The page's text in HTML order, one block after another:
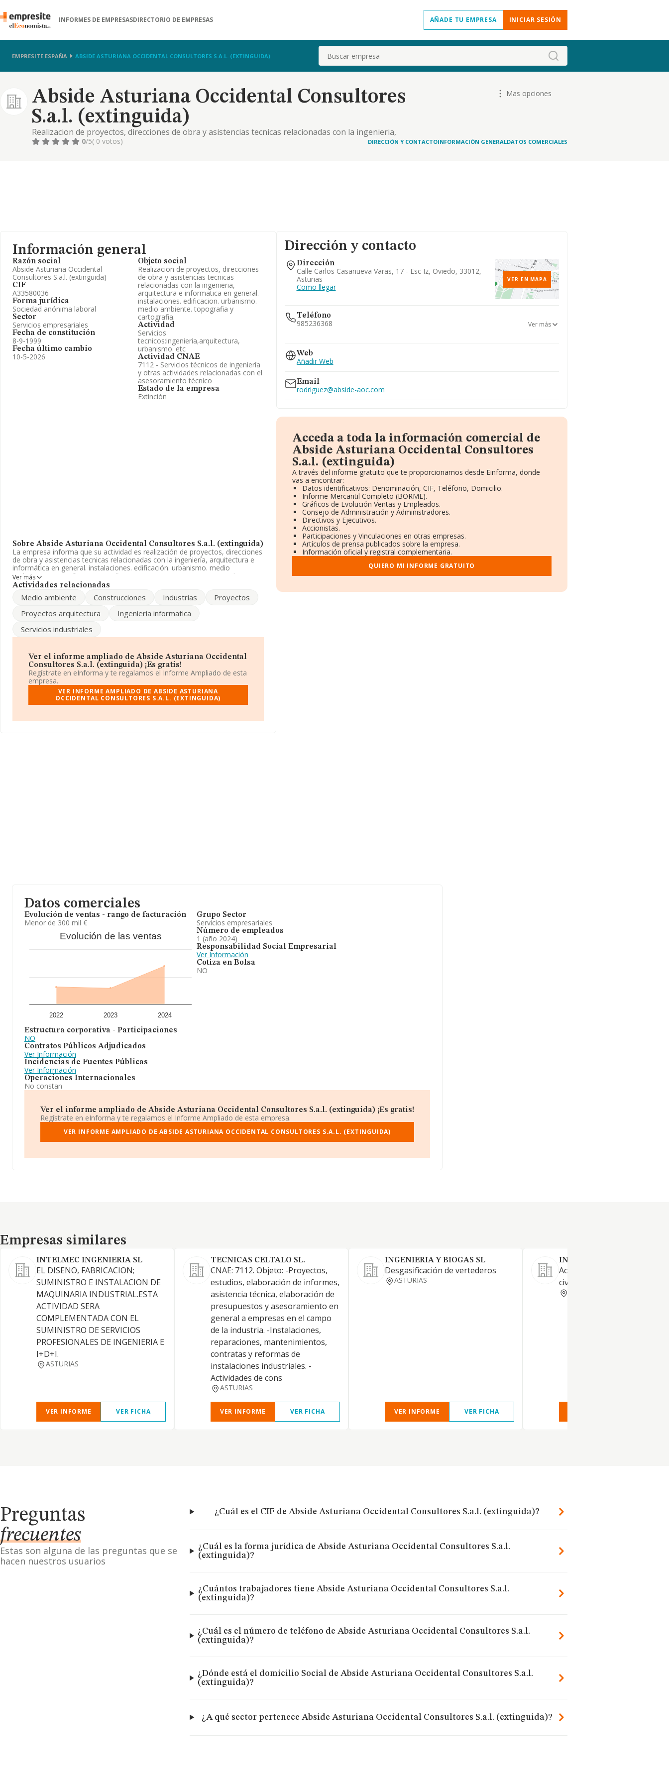
INFORMES DE EMPRESASDIRECTORIO DE EMPRESAS AÑADE TU EMPRESA INICIAR SESIÓN
EMPRESITE ESPAÑA ABSIDE ASTURIANA OCCIDENTAL CONSULTORES S.A.L. (EXTINGUIDA) Buscar
Abside Asturiana Occidental Consultores
S.a.l. (extinguida)
Realizacion de proyectos, direcciones de obra y asistencias tecnicas relacionadas con la ingenieria,
arquitectura e informatica en general. instalaciones. edificacion. urbanismo. medio ambiente.
Mas opciones
0/5( 0 votos) DIRECCIÓN Y CONTACTOINFORMACIÓN GENERALDATOS COMERCIALES
Información general
Razón social
Abside Asturiana Occidental
Consultores S.a.l. (extinguida)
CIF
A33580036
Forma jurídica
Sociedad anónima laboral
Sector
Servicios empresariales
Fecha de constitución
8-9-1999
Fecha último cambio
10-5-2026
Objeto social
Realizacion de proyectos, direcciones
de obra y asistencias tecnicas
relacionadas con la ingenieria,
arquitectura e informatica en general.
instalaciones. edificacion. urbanismo.
medio ambiente. topografia y
cartografia.
Actividad
Servicios
tecnicos:ingenieria,arquitectura,
urbanismo. etc
Actividad CNAE
7112 - Servicios técnicos de ingeniería
y otras actividades relacionadas con el
asesoramiento técnico
Estado de la empresa
Extinción
Sobre Abside Asturiana Occidental Consultores S.a.l. (extinguida)
La empresa informa que su actividad es realización de proyectos, direcciones
de obra y asistencias tecnicas relacionadas con la ingeniería, arquitectura e
informática en general. instalaciones. edificación. urbanismo. medio
ambiente. topografia y cartografia. La empresa aparece inscrita en el
Registro Mercantil como Sociedad Anónima. Su actividad CNAE es 'Servicios
técnico' con código 7112. La compañía no tiene actividad en mercados
información disponible en INFORMA, ha dispuesto de un número de
empleados por debajo de la media de sector.
Su teléfono es 985236368 y su correo esrodriguez@abside-aoc.com.
La compañíaAbside Asturiana Occidental Consultores S.A.L.
(extinguida) , con NIF A33580036, tiene su domicilio social establecido en
Calle Carlos Casanueva Varas núm. 17 Esc Iz, (33012), en el municipio de
Oviedo, Asturias.
compañías, a nivel nacional la facturación asciende a 29.667 millones de
Ver más
Actividades relacionadas
Medio ambiente Construcciones Industrias
Proyectos
Proyectos arquitectura
Ingenieria informatica
Servicios industriales
Ver el informe ampliado de Abside Asturiana Occidental
Consultores S.a.l. (extinguida) ¡Es gratis!
Regístrate en eInforma y te regalamos el Informe Ampliado de esta
empresa.
VER INFORME AMPLIADO DE ABSIDE ASTURIANA
OCCIDENTAL CONSULTORES S.A.L. (EXTINGUIDA)
Dirección y contacto
Dirección
Calle Carlos Casanueva Varas, 17 - Esc Iz, Oviedo, 33012,
Asturias
Como llegar
VER EN MAPA
Teléfono
985236368
Ver teléfono 635...
Ver más
Web
Añadir Web
Email
rodriguez@abside-aoc.com
Acceda a toda la información comercial de
Abside Asturiana Occidental Consultores
S.a.l. (extinguida)
A través del informe gratuito que te proporcionamos desde Einforma, donde
vas a encontrar:
Datos identificativos: Denominación, CIF, Teléfono, Domicilio.
Informe Mercantil Completo (BORME).
Gráficos de Evolución Ventas y Empleados.
Consejo de Administración y Administradores.
Directivos y Ejecutivos.
Accionistas.
Participaciones y Vinculaciones en otras empresas.
Artículos de prensa publicados sobre la empresa.
Información oficial y registral complementaria.
QUIERO MI INFORME GRATUITO
Datos comerciales
Evolución de ventas - rango de facturación
Menor de 300 mil €
Evolución de las ventas
2022 2023 2024
Estructura corporativa - Participaciones
NO
Contratos Públicos Adjudicados
Ver Información
Incidencias de Fuentes Públicas
Ver Información
Operaciones Internacionales
No constan
Grupo Sector
Servicios empresariales
Número de empleados
1 (año 2024)
Responsabilidad Social Empresarial
Ver Información
Cotiza en Bolsa
NO
Ver el informe ampliado de Abside Asturiana Occidental Consultores S.a.l. (extinguida) ¡Es gratis!
Regístrate en eInforma y te regalamos el Informe Ampliado de esta empresa.
VER INFORME AMPLIADO DE ABSIDE ASTURIANA OCCIDENTAL CONSULTORES S.A.L. (EXTINGUIDA)
Empresas similares
Empresas similares
INTELMEC INGENIERIA SL
EL DISENO, FABRICACION;
SUMINISTRO E INSTALACION DE
MAQUINARIA INDUSTRIAL.ESTA
ACTIVIDAD SERA
COMPLEMENTADA CON EL
SUMINISTRO DE SERVICIOS
PROFESIONALES DE INGENIERIA E
I+D+I.
ASTURIAS
VER INFORME VER FICHA
TECNICAS CELTALO SL.
CNAE: 7112. Objeto: -Proyectos,
estudios, elaboración de informes,
asistencia técnica, elaboración de
presupuestos y asesoramiento en
general a empresas en el campo
de la industria. -Instalaciones,
reparaciones, mantenimientos,
contratas y reformas de
instalaciones industriales. -
Actividades de cons
ASTURIAS
VER INFORME VER FICHA
INGENIERIA Y BIOGAS SL
Desgasificación de vertederos
ASTURIAS
VER INFORME VER FICHA
INGITECH CONSULTING SA
Actividades de ingeniería y
civil.
Preguntas
frecuentes
Estas son alguna de las preguntas que se
hacen nuestros usuarios
¿Cuál es el CIF de Abside Asturiana Occidental Consultores S.a.l. (extinguida)?
¿Cuál es la forma jurídica de Abside Asturiana Occidental Consultores S.a.l.
(extinguida)?
¿Cuántos trabajadores tiene Abside Asturiana Occidental Consultores S.a.l.
(extinguida)?
¿Cuál es el número de teléfono de Abside Asturiana Occidental Consultores S.a.l.
(extinguida)?
¿Dónde está el domicilio Social de Abside Asturiana Occidental Consultores S.a.l.
(extinguida)?
¿A qué sector pertenece Abside Asturiana Occidental Consultores S.a.l. (extinguida)?